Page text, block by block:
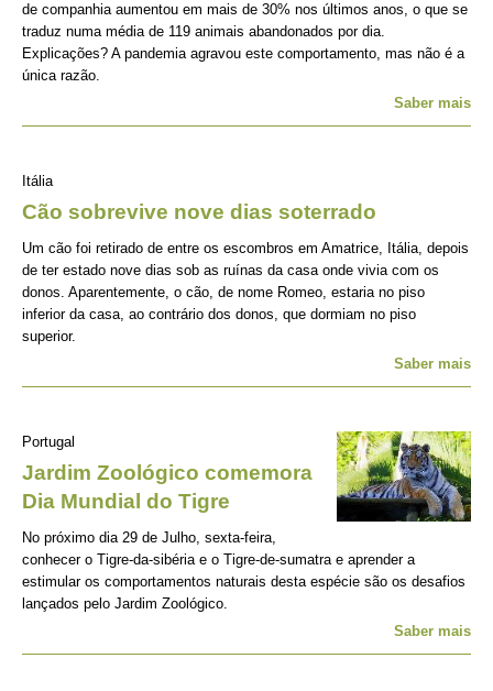
de companhia aumentou em mais de 30% nos últimos anos, o que se
traduz numa média de 119 animais abandonados por dia.
Explicações? A pandemia agravou este comportamento, mas não é a
única razão.
Saber mais
Itália
Cão sobrevive nove dias soterrado
Um cão foi retirado de entre os escombros em Amatrice, Itália, depois
de ter estado nove dias sob as ruínas da casa onde vivia com os
donos. Aparentemente, o cão, de nome Romeo, estaria no piso
inferior da casa, ao contrário dos donos, que dormiam no piso
superior.
Saber mais
Portugal
Jardim Zoológico comemora
Dia Mundial do Tigre
No próximo dia 29 de Julho, sexta-feira,
conhecer o Tigre-da-sibéria e o Tigre-de-sumatra e aprender a
estimular os comportamentos naturais desta espécie são os desafios
lançados pelo Jardim Zoológico.
Saber mais